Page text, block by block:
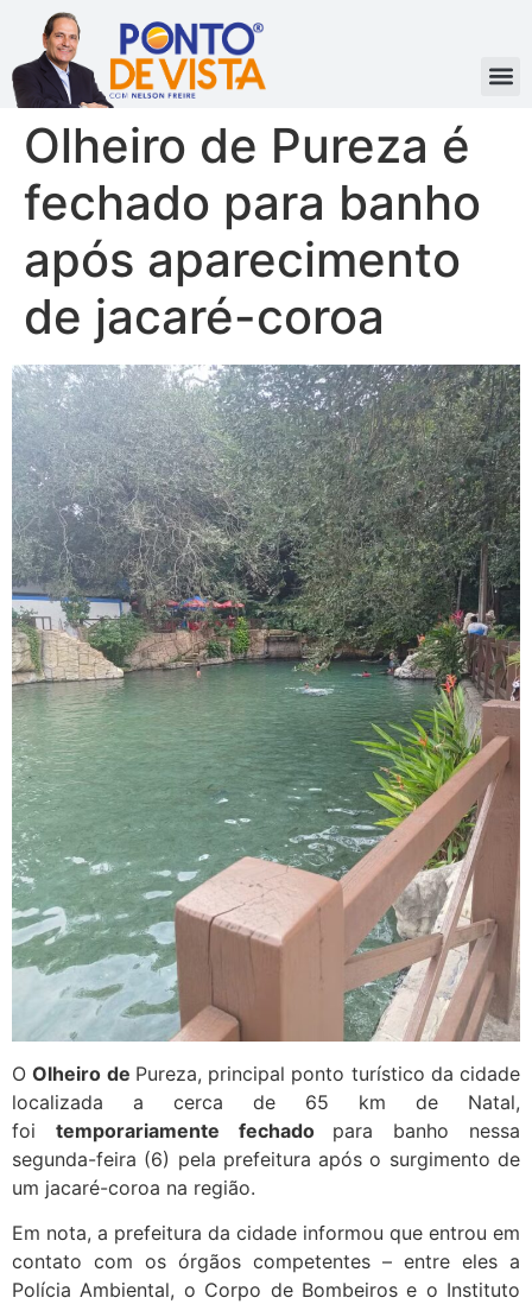
Olheiro de Pureza é
fechado para banho
após aparecimento
de jacaré-coroa
OOlheiro de Pureza, principal ponto turístico da cidade
localizada a cerca de 65 km de Natal,
foi temporariamente fechado para banho nessa
segunda-feira (6) pela prefeitura após o surgimento de
um jacaré-coroa na região.
Em nota, a prefeitura da cidade informou que entrou em
contato com os órgãos competentes – entre eles a
Polícia Ambiental, o Corpo de Bombeiros e o Instituto